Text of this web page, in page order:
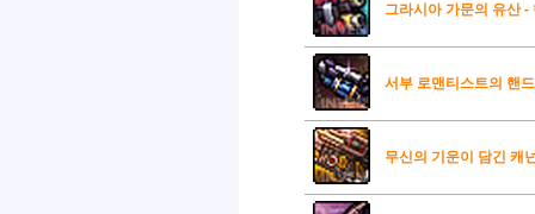
그라시아 가문의 유산 -
서부 로맨티스트의 핸
무신의 기운이 담긴 캐